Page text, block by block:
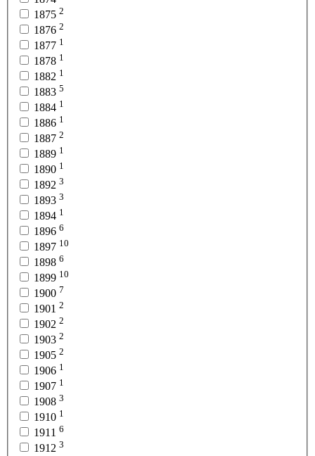
1875 2
1876 2
1877 1
1878 1
1882 1
1883 5
1884 1
1886 1
1887 2
1889 1
1890 1
1892 3
1893 3
1894 1
1896 6
1897 10
1898 6
1899 10
1900 7
1901 2
1902 2
1903 2
1905 2
1906 1
1907 1
1908 3
1910 1
1911 6
1912 3